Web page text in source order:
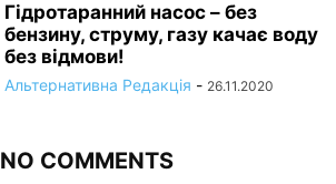
Гідротаранний насос – без
бензину, струму, газу качає воду
без відмови!
Альтернативна Редакція - 26.11.2020
NO COMMENTS